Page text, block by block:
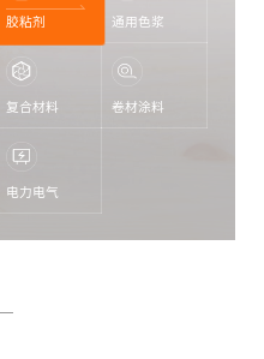
胶粘剂 通用色浆
复合材料 卷材涂料
电力电气